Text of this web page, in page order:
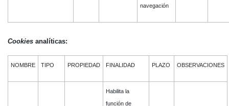
navegación
Cookies analíticas:
NOMBRE TIPO PROPIEDAD FINALIDAD PLAZO OBSERVACIONES
Habilita la
función de